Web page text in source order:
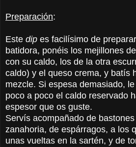
Preparación:
Este dip es facilísimo de
batidora, ponéis los mejillones
con su caldo, los de la otra
caldo) y el queso crema, y batís
mezcle. Si espesa demasiado,
poco a poco el caldo reservado
espesor que os guste.
Servís acompañado de
zanahoria, de espárragos, a los
unas vueltas en la sartén, y de